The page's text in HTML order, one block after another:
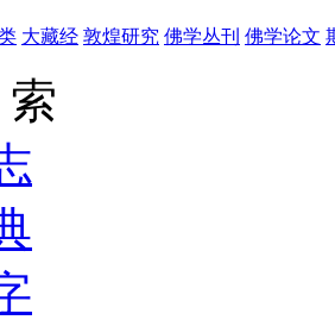
大藏经 敦煌研究 佛学丛刊 佛学论文